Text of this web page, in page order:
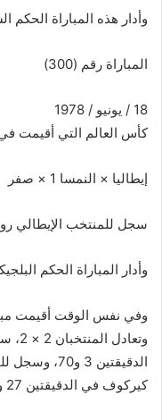
وأدار هذه المباراة الحكم
المباراة رقم (300)
18 / يونيو / 1978
كأس العالم التي أقيمت في
إيطاليا × النمسا 1 × صفر
سجل للمنتخب الإيطالي
وأدار المباراة الحكم
وفي نفس الوقت أقيمت
الدقيقتين 3
كيركوف في الدقيقتين 27 و84.